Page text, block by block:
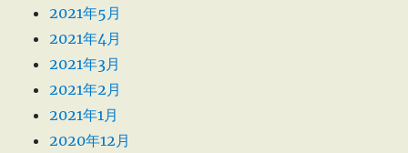
2021年5月
2021年4月
2021年3月
2021年2月
2021年1月
2020年12月